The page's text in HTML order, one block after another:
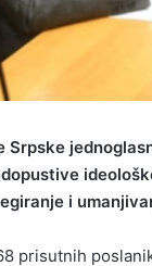
Srpske
i
prisutnih